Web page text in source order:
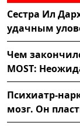
Сестра Ил
удачным
Чем
MOST:
Психиатр-
мозг. Он